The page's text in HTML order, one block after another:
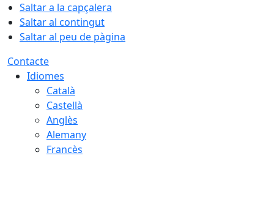
Saltar a la capçalera
Saltar al contingut
Saltar al peu de pàgina
Contacte
Idiomes
Català
Castellà
Anglès
Alemany
Francès